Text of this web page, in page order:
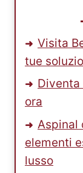
Visita
tue
Diventa
ora
Aspinal
elementi
lusso